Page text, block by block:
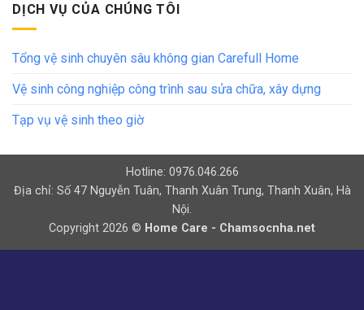
DỊCH VỤ CỦA CHÚNG TÔI
Tổng vệ sinh chuyên sâu không gian Carefull Home
Vệ sinh công nghiệp công trình sau sửa chữa, xây dựng
Tạp vụ vệ sinh theo giờ
Hotline: 0976.046.266
Địa chỉ: Số 47 Nguyễn Tuân, Thanh Xuân Trung, Thanh Xuân, Hà
Nội.
Copyright 2026 © Home Care - Chamsocnha.net